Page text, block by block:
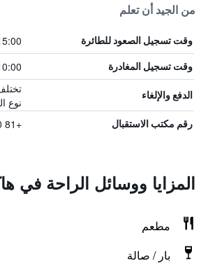
من الجيد أن تعلم
وقت تسجيل الصعود للطائرة
وقت تسجيل المغادرة
الدفع والإلغاء
نوع
رقم مكتب الاستقبال +81 460 853 300
المزايا ووسائل الراحة في
مطعم
بار / صالة